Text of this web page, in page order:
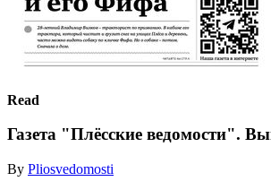
Read
Газета "Плёсские ведомости".
By Pliosvedomosti